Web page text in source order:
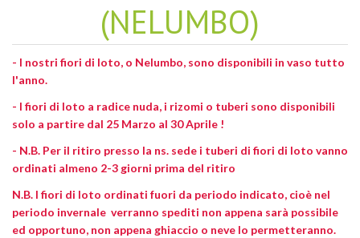
(NELUMBO)
- I nostri fiori di loto, o Nelumbo, sono disponibili in vaso tutto
l'anno.
- I fiori di loto a radice nuda, i rizomi o tuberi sono disponibili
solo a partire dal 25 Marzo al 30 Aprile !
- N.B. Per il ritiro presso la ns. sede i tuberi di fiori di loto vanno
ordinati almeno 2-3 giorni prima del ritiro
N.B. I fiori di loto ordinati fuori da periodo indicato, cioè nel
periodo invernale verranno spediti non appena sarà possibile
ed opportuno, non appena ghiaccio o neve lo permetteranno.